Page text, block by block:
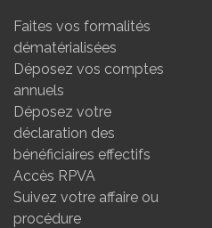
Faites vos formalités
dématérialisées
Déposez vos comptes
annuels
Déposez votre
déclaration des
bénéficiaires effectifs
Accès RPVA
Suivez votre affaire ou
procédure